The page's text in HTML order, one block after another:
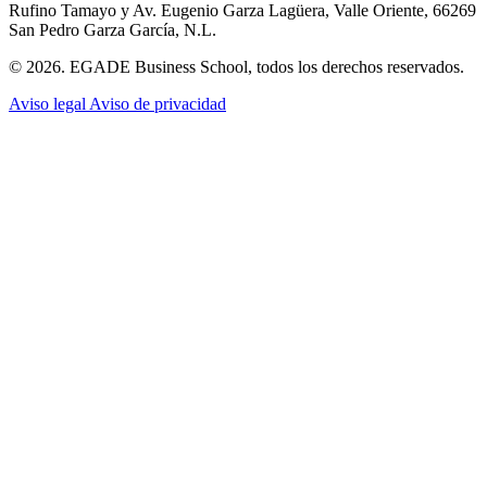
Rufino Tamayo y Av. Eugenio Garza Lagüera, Valle Oriente, 66269
San Pedro Garza García, N.L.
© 2026. EGADE Business School, todos los derechos reservados.
Aviso legal Aviso de privacidad